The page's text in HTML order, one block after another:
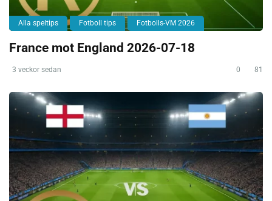
Alla speltips Fotboll tips Fotbolls-VM 2026
France mot England 2026-07-18
3 veckor sedan 0 81